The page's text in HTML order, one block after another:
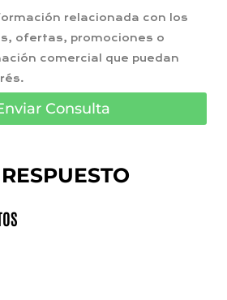
RESPUESTO
relacionada con los
ofertas, promociones o
comercial que puedan
Consulta